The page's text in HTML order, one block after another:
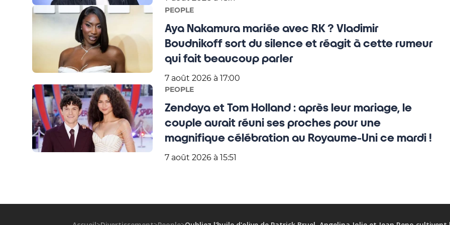
PEOPLE
Aya Nakamura mariée avec RK ? Vladimir
Boudnikoff sort du silence et réagit à cette rumeur
qui fait beaucoup parler
7 août 2026 à 17:00
PEOPLE
Zendaya et Tom Holland : après leur mariage, le
couple aurait réuni ses proches pour une
magnifique célébration au Royaume-Uni ce mardi !
7 août 2026 à 15:51